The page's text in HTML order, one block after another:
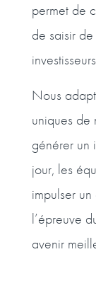
permet de
de saisir
Nous
uniques de
générer un
jour, les
impulser
l’épreuve
avenir